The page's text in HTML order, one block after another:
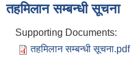
तहमिलान सम्बन्धी सूचना
Supporting Documents:
तहमिलान सम्बन्धी सूचना.pdf